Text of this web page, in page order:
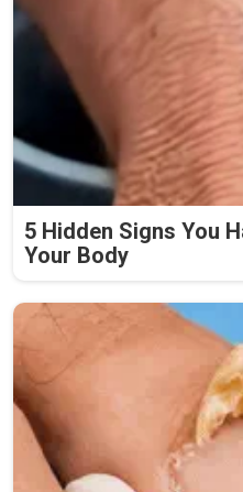
5 Hidden Signs You
Your Body